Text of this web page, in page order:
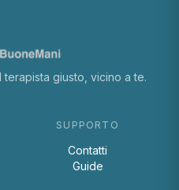
giusto, vicino a te.
SUPPORTO
Contatti
Guide